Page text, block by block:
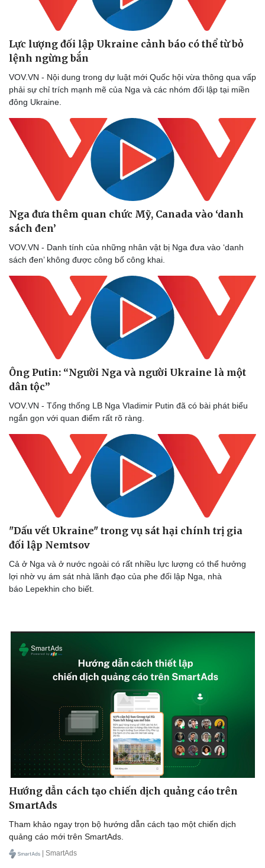
Thể thao
Bóng đá
Lịch thi đấu bóng đá
Thế giới thể thao
eSports
Hậu trường
Ô tô - Xe máy
Tư vấn
Lực lượng đối lập Ukraine cảnh báo có thể từ bỏ
lệnh ngừng bắn
VOV.VN - Nội dung trong dự luật mới Quốc hội vừa thông qua vấp
phải sự chỉ trích mạnh mẽ của Nga và các nhóm đối lập tại miền
đông Ukraine.
Nga đưa thêm quan chức Mỹ, Canada vào ‘danh
sách đen’
VOV.VN - Danh tính của những nhân vật bị Nga đưa vào ‘danh
sách đen’ không được công bố công khai.
Ông Putin: “Người Nga và người Ukraine là một
dân tộc”
VOV.VN - Tổng thống LB Nga Vladimir Putin đã có bài phát biểu
ngắn gọn với quan điểm rất rõ ràng.
"Dấu vết Ukraine" trong vụ sát hại chính trị gia
đối lập Nemtsov
Cả ở Nga và ở nước ngoài có rất nhiều lực lượng có thể hưởng
lợi nhờ vụ ám sát nhà lãnh đạo của phe đối lập Nga, nhà
báo Lepekhin cho biết.
Hướng dẫn cách tạo chiến dịch quảng cáo trên
SmartAds
Tham khảo ngay trọn bộ hướng dẫn cách tạo một chiến dịch
quảng cáo mới trên SmartAds.
| SmartAds